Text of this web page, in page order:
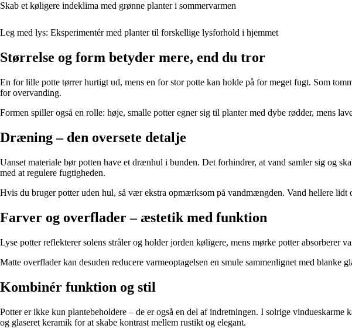
Skab et køligere indeklima med grønne planter i sommervarmen
Leg med lys: Eksperimentér med planter til forskellige lysforhold i hjemmet
Størrelse og form betyder mere, end du tror
En for lille potte tørrer hurtigt ud, mens en for stor potte kan holde på for meget fugt. Som
for overvanding.
Formen spiller også en rolle: høje, smalle potter egner sig til planter med dybe rødder, mens
Dræning – den oversete detalje
Uanset materiale bør potten have et drænhul i bunden. Det forhindrer, at vand samler sig og
med at regulere fugtigheden.
Hvis du bruger potter uden hul, så vær ekstra opmærksom på vandmængden. Vand hellere lidt
Farver og overflader – æstetik med funktion
Lyse potter reflekterer solens stråler og holder jorden køligere, mens mørke potter
Matte overflader kan desuden reducere varmeoptagelsen en smule sammenlignet med blanke
Kombinér funktion og stil
Potter er ikke kun plantebeholdere – de er også en del af indretningen. I solrige
og glaseret keramik for at skabe kontrast mellem rustikt og elegant.